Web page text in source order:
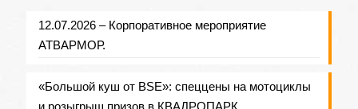
12.07.2026 – Корпоративное мероприятие
АТВАРМОР.
«Большой куш от BSE»: спеццены на мотоциклы
и розыгрыш призов в КВАДРОПАРК